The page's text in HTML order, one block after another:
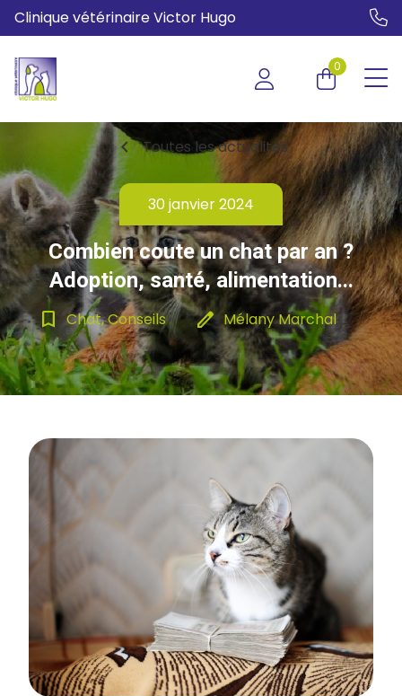
Clinique vétérinaire Victor Hugo
0
chevron_left Toutes les actualités
30 janvier 2024
Combien coute un chat par an ?
Adoption, santé, alimentation...
bookmark_border Chat, Conseils edit Mélany Marchal